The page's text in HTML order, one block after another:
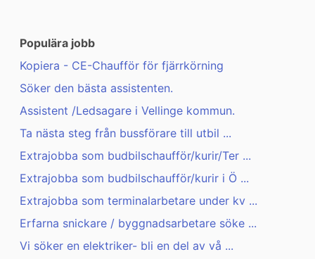
Populära jobb
Kopiera - CE-Chaufför för fjärrkörning
Söker den bästa assistenten.
Assistent /Ledsagare i Vellinge kommun.
Ta nästa steg från bussförare till utbil ...
Extrajobba som budbilschaufför/kurir/Ter ...
Extrajobba som budbilschaufför/kurir i Ö ...
Extrajobba som terminalarbetare under kv ...
Erfarna snickare / byggnadsarbetare söke ...
Vi söker en elektriker- bli en del av vå ...